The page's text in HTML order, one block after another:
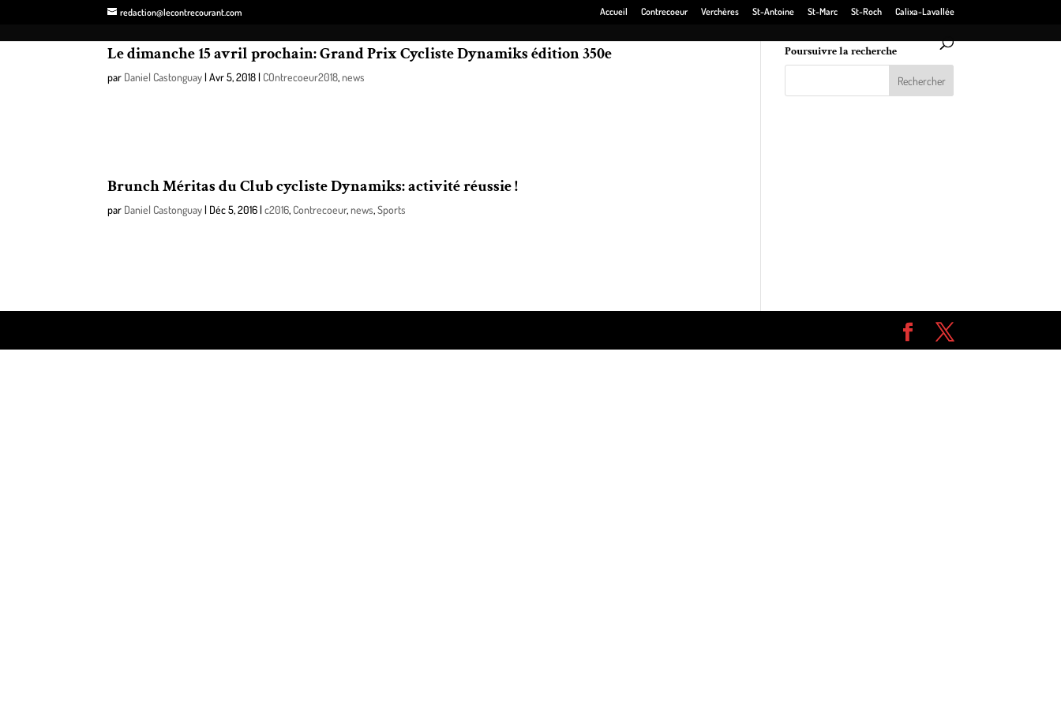
redaction@lecontrecourant.com Accueil Contrecoeur Verchères St-Antoine St-Marc St-Roch Calixa-Lavallée
Le dimanche 15 avril prochain: Grand Prix Cycliste Dynamiks édition 350e
par Daniel Castonguay| Avr 5, 2018| COntrecoeur2018,news
Brunch Méritas du Club cycliste Dynamiks: activité réussie !
par Daniel Castonguay| Déc 5, 2016| c2016, Contrecoeur,news,Sports
Poursuivre la recherche